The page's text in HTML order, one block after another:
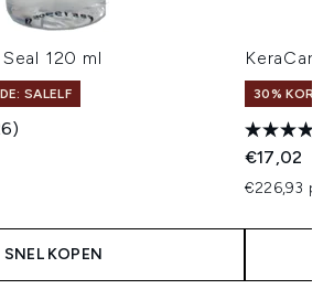
120 ml
SALELF
SNEL KOPEN
KeraCare
30%
€17,02
€226,93